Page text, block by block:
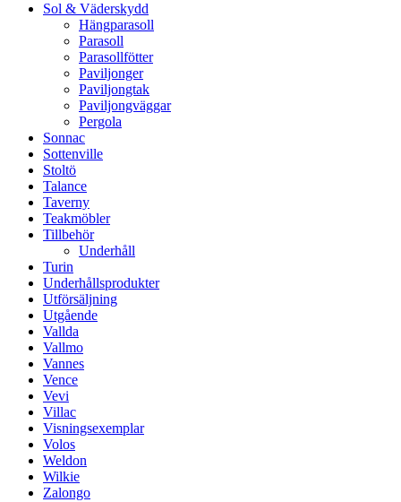
Sol & Väderskydd
Hängparasoll
Parasoll
Parasollfötter
Paviljonger
Paviljongtak
Paviljongväggar
Pergola
Sonnac
Sottenville
Stoltö
Talance
Taverny
Teakmöbler
Tillbehör
Underhåll
Turin
Underhållsprodukter
Utförsäljning
Utgående
Vallda
Vallmo
Vannes
Vence
Vevi
Villac
Visningsexemplar
Volos
Weldon
Wilkie
Zalongo